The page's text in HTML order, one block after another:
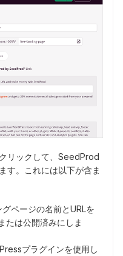
リックして、SeedProd
す。これには以下が含ま
ページの名前とURLを
たは公開済みにしま
プラグインを使用し